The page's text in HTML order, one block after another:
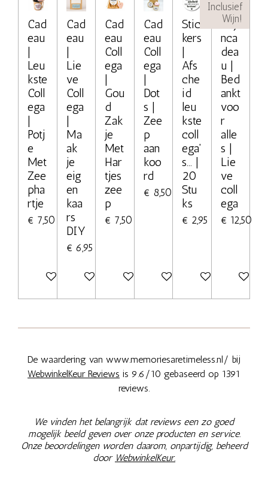
Cad
eau
|
Leu
kste
Coll
ega
|
Potj
e
Met
Zee
pha
rtje
€ 7,50
Bekijk details
Cad
eau
|
Lie
ve
Coll
ega
|
Ma
ak
je
eig
en
kaa
rs
DIY
€ 6,95
Bekijk details
Cad
eau
Coll
ega
|
Gou
d
Zak
je
Met
Har
tjes
zee
p
€ 7,50
Bekijk details
Cad
eau
Coll
ega
|
Dot
s |
Zee
p
aan
koo
rd
€ 8,50
Bekijk details
Stic
kers
|
Afs
che
id
leu
kste
coll
ega'
s... |
20
Stu
ks
€ 2,95
In winkelwagen
Inclusief
Wijn!
Wij
nca
dea
u |
Bed
ankt
voo
r
alle
s |
Lie
ve
coll
ega
€ 12,50
Bekijk
De waardering van www.memoriesaretimeless.nl/ bij
WebwinkelKeur Reviews is 9.6/10 gebaseerd op 1391
reviews.
We vinden het belangrijk dat reviews een zo goed
mogelijk beeld geven over onze producten en service.
Onze beoordelingen worden daarom, onpartijdig, beheerd
door WebwinkelKeur.